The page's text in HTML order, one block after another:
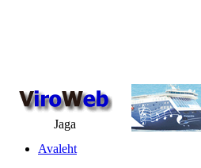
Jaga
Avaleht